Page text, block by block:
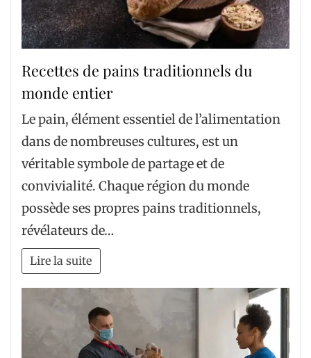
Recettes de pains traditionnels du
monde entier
Le pain, élément essentiel de l’alimentation
dans de nombreuses cultures, est un
véritable symbole de partage et de
convivialité. Chaque région du monde
possède ses propres pains traditionnels,
révélateurs de…
Lire la suite